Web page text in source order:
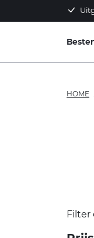
HOME
Filter